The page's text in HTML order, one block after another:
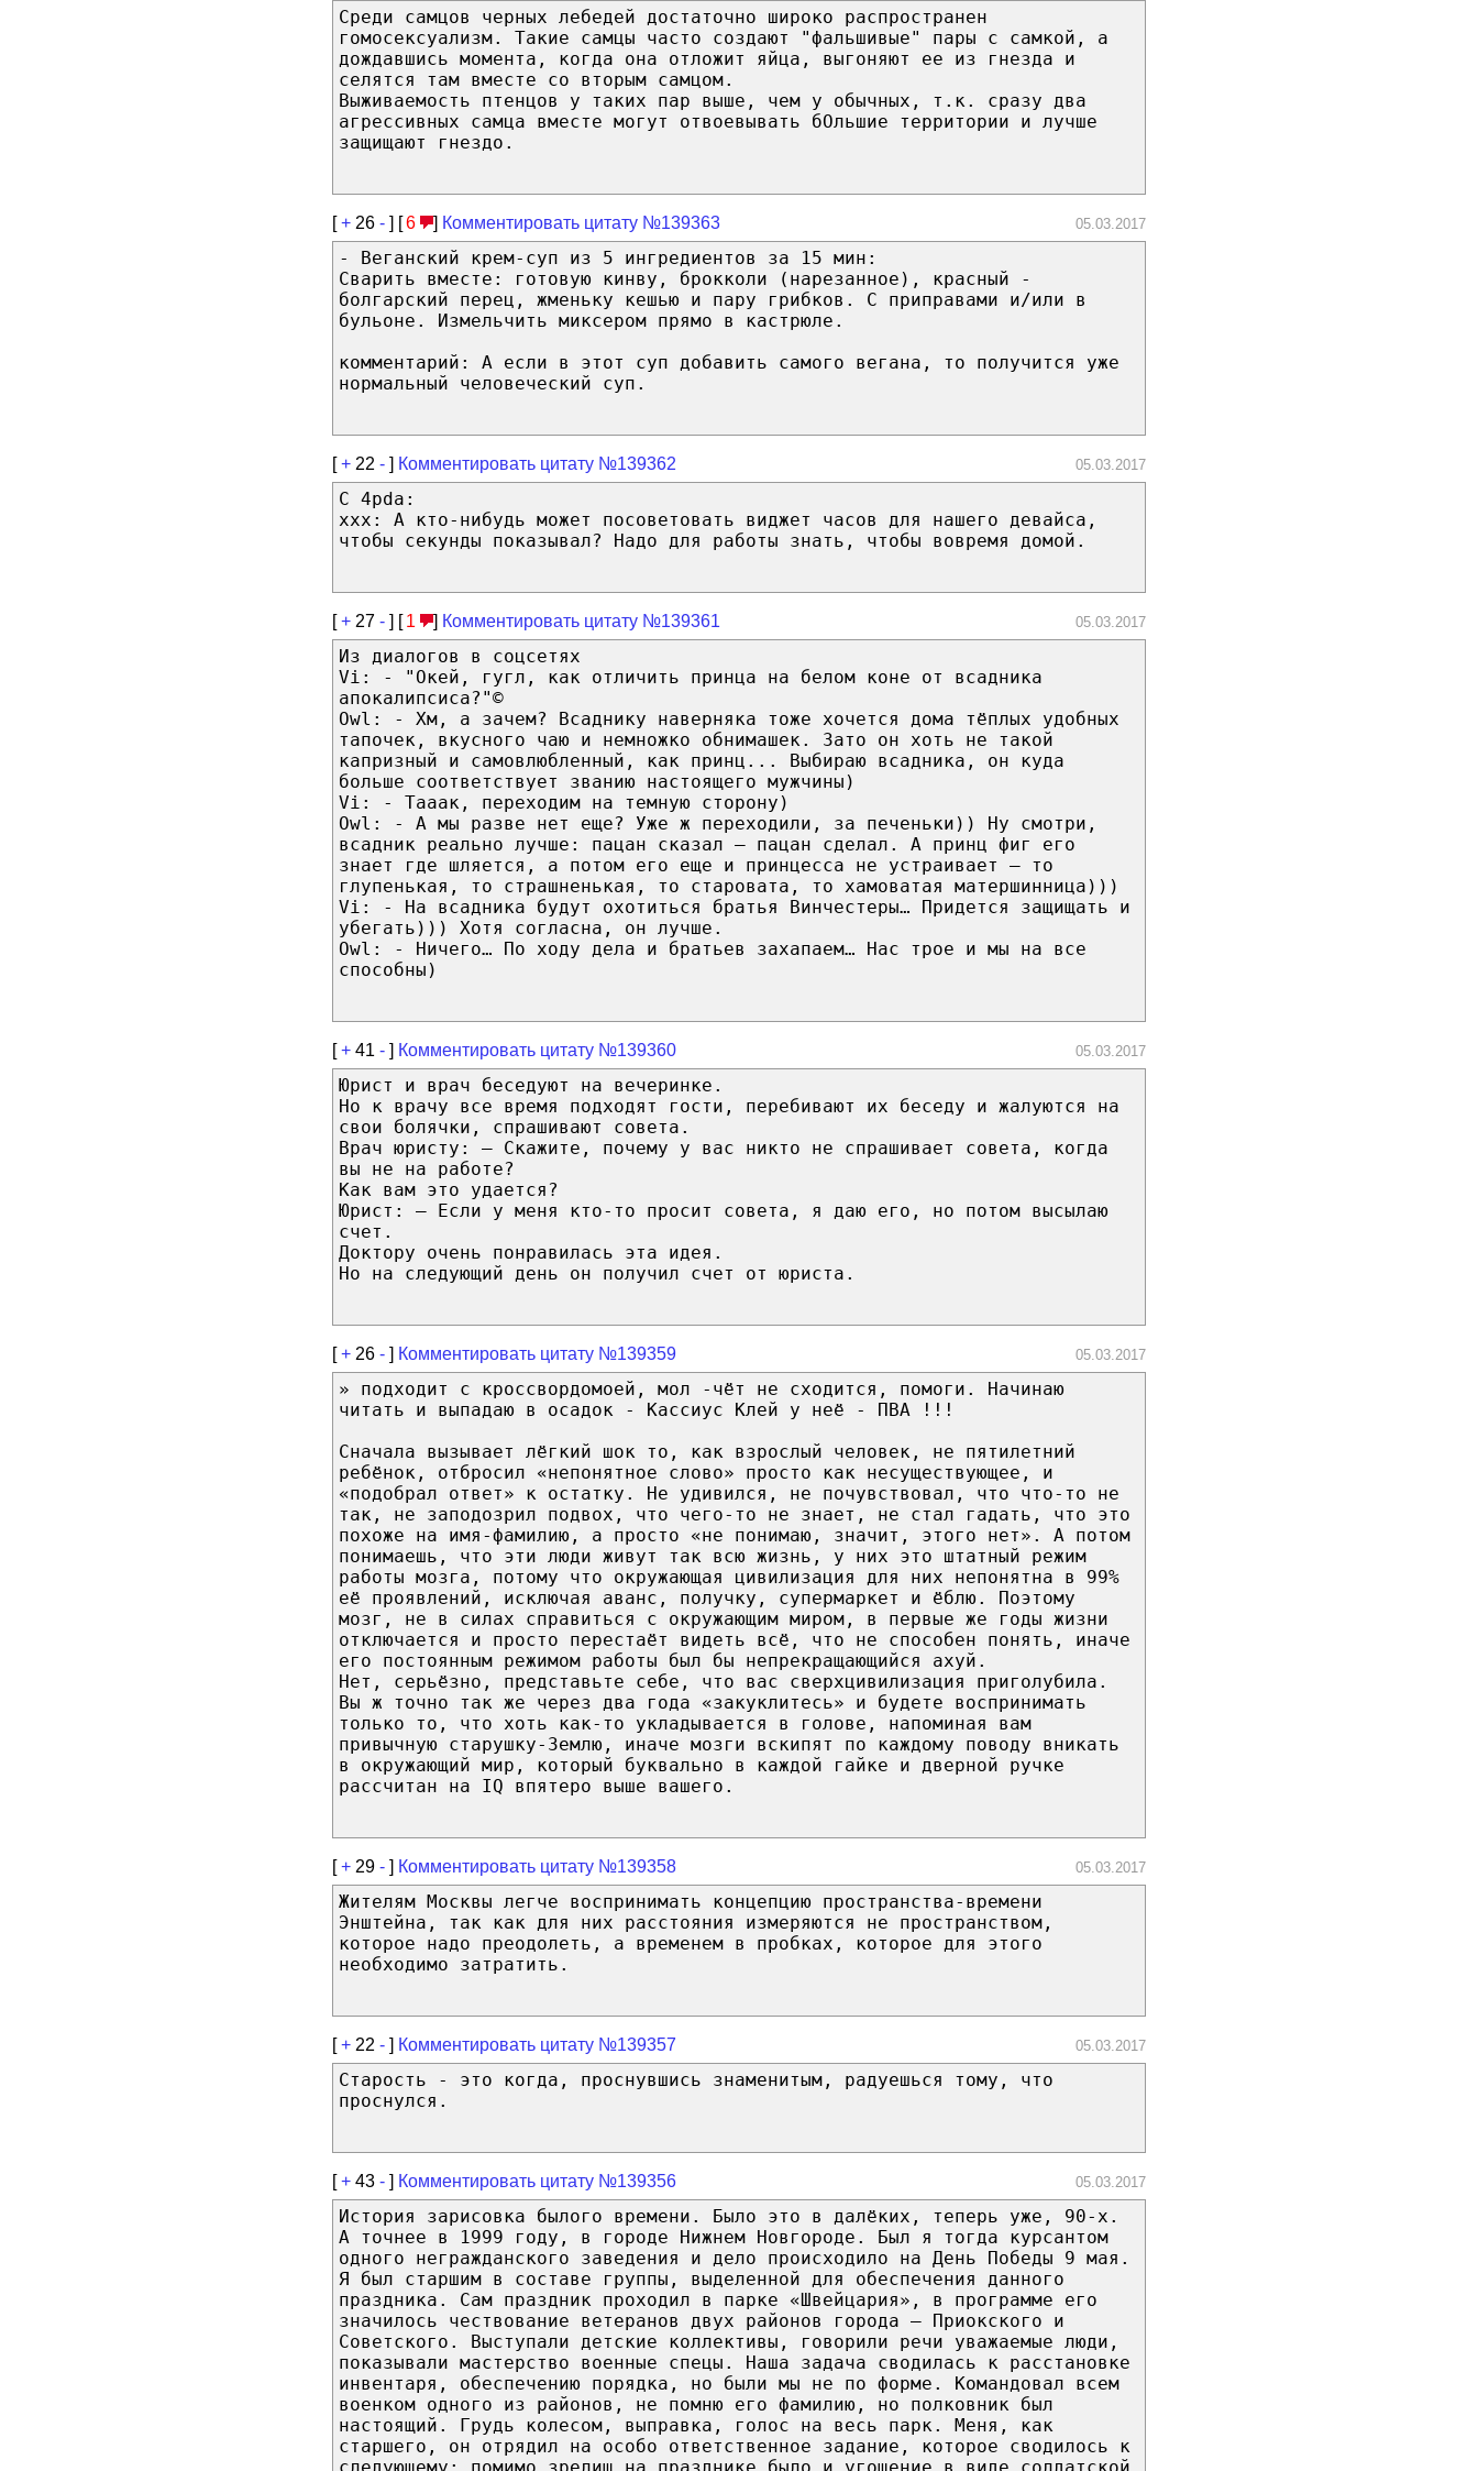
Среди самцов черных лебедей достаточно широко распространен
гомосексуализм. Такие самцы часто создают "фальшивые" пары с самкой, а
дождавшись момента, когда она отложит яйца, выгоняют ее из гнезда и
селятся там вместе со вторым самцом.
Выживаемость птенцов у таких пар выше, чем у обычных, т.к. сразу два
агрессивных самца вместе могут отвоевывать бОльшие территории и лучше
защищают гнездо.
[+ 26 - ] [6 ] Комментировать цитату №139363 05.03.2017
- Веганский крем-суп из 5 ингредиентов за 15 мин:
Сварить вместе: готовую кинву, брокколи (нарезанное), красный -
болгарский перец, жменьку кешью и пару грибков. С приправами и/или в
бульоне. Измельчить миксером прямо в кастрюле.
комментарий: А если в этот суп добавить самого вегана, то получится уже
нормальный человеческий суп.
[+ 22 - ] Комментировать цитату №139362 05.03.2017
С 4pda:
xxx: А кто-нибудь может посоветовать виджет часов для нашего девайса,
чтобы секунды показывал? Надо для работы знать, чтобы вовремя домой.
[+ 27 - ] [ 1 ] Комментировать цитату №139361 05.03.2017
Из диалогов в соцсетях
Vi: - "Окей, гугл, как отличить принца на белом коне от всадника
апокалипсиса?"©
Оwl: - Хм, а зачем? Всаднику наверняка тоже хочется дома тёплых удобных
тапочек, вкусного чаю и немножко обнимашек. Зато он хоть не такой
капризный и самовлюбленный, как принц... Выбираю всадника, он куда
больше соответствует званию настоящего мужчины)
Vi: - Тааак, переходим на темную сторону)
Оwl: - А мы разве нет еще? Уже ж переходили, за печеньки)) Ну смотри,
всадник реально лучше: пацан сказал – пацан сделал. А принц фиг его
знает где шляется, а потом его еще и принцесса не устраивает – то
глупенькая, то страшненькая, то старовата, то хамоватая матершинница)))
Vi: - На всадника будут охотиться братья Винчестеры… Придется защищать и
убегать))) Хотя согласна, он лучше.
Оwl: - Ничего… По ходу дела и братьев захапаем… Нас трое и мы на все
способны)
[+ 41 - ] Комментировать цитату №139360 05.03.2017
Юрист и врач беседуют на вечеринке.
Но к врачу все время подходят гости, перебивают их беседу и жалуются на
свои болячки, спрашивают совета.
Врач юристу: — Скажите, почему у вас никто не спрашивает совета, когда
вы не на работе?
Как вам это удается?
Юрист: — Если у меня кто-то просит совета, я даю его, но потом высылаю
счет.
Доктору очень понравилась эта идея.
Но на следующий день он получил счет от юриста.
[+ 26 - ] Комментировать цитату №139359 05.03.2017
» подходит с кроссвордомоей, мол -чёт не сходится, помоги. Начинаю
читать и выпадаю в осадок - Кассиус Клей у неё - ПВА !!!
Сначала вызывает лёгкий шок то, как взрослый человек, не пятилетний
ребёнок, отбросил «непонятное слово» просто как несуществующее, и
«подобрал ответ» к остатку. Не удивился, не почувствовал, что что-то не
так, не заподозрил подвох, что чего-то не знает, не стал гадать, что это
похоже на имя-фамилию, а просто «не понимаю, значит, этого нет». А потом
понимаешь, что эти люди живут так всю жизнь, у них это штатный режим
работы мозга, потому что окружающая цивилизация для них непонятна в 99%
её проявлений, исключая аванс, получку, супермаркет и ёблю. Поэтому
мозг, не в силах справиться с окружающим миром, в первые же годы жизни
отключается и просто перестаёт видеть всё, что не способен понять, иначе
его постоянным режимом работы был бы непрекращающийся ахуй.
Нет, серьёзно, представьте себе, что вас сверхцивилизация приголубила.
Вы ж точно так же через два года «закуклитесь» и будете воспринимать
только то, что хоть как-то укладывается в голове, напоминая вам
привычную старушку-Землю, иначе мозги вскипят по каждому поводу вникать
в окружающий мир, который буквально в каждой гайке и дверной ручке
рассчитан на IQ впятеро выше вашего.
[+ 29 - ] Комментировать цитату №139358 05.03.2017
Жителям Москвы легче воспринимать концепцию пространства-времени
Энштейна, так как для них расстояния измеряются не пространством,
которое надо преодолеть, а временем в пробках, которое для этого
необходимо затратить.
[+ 22 - ] Комментировать цитату №139357 05.03.2017
Старость - это когда, проснувшись знаменитым, радуешься тому, что
проснулся.
[+ 43 - ] Комментировать цитату №139356 05.03.2017
История зарисовка былого времени. Было это в далёких, теперь уже, 90-х.
А точнее в 1999 году, в городе Нижнем Новгороде. Был я тогда курсантом
одного негражданского заведения и дело происходило на День Победы 9 мая.
Я был старшим в составе группы, выделенной для обеспечения данного
праздника. Сам праздник проходил в парке «Швейцария», в программе его
значилось чествование ветеранов двух районов города – Приокского и
Советского. Выступали детские коллективы, говорили речи уважаемые люди,
показывали мастерство военные спецы. Наша задача сводилась к расстановке
инвентаря, обеспечению порядка, но были мы не по форме. Командовал всем
военком одного из районов, не помню его фамилию, но полковник был
настоящий. Грудь колесом, выправка, голос на весь парк. Меня, как
старшего, он отрядил на особо ответственное задание, которое сводилось к